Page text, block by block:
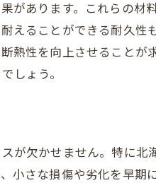
があります。これらの材
えることができる耐久性
性を向上させることが求
しょう。
が欠かせません。特に北
小さな損傷や劣化を早期